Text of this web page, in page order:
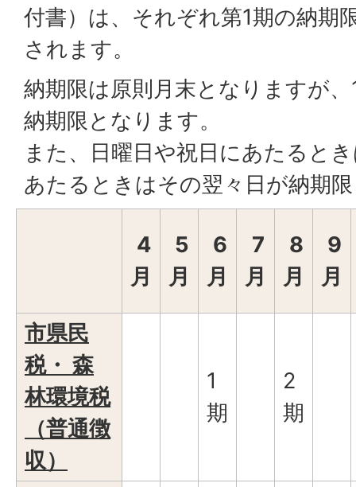
付書）は、それぞれ第1期の納期
されます。
納期限は原則月末となりますが
納期限となります。
また、日曜日や祝日にあたると
あたるときはその翌々日が納期
4
月
5
月
6
月
7
月
8
月
9
月
市県民
税・ 森
林環境税
（普通徴
収）
1
期
2
期